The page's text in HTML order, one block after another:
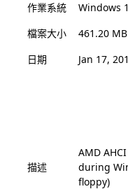
作業系統
Windows
檔案大小
461.20 MB
日期
Jan 17,
描述
AMD
during
floppy)